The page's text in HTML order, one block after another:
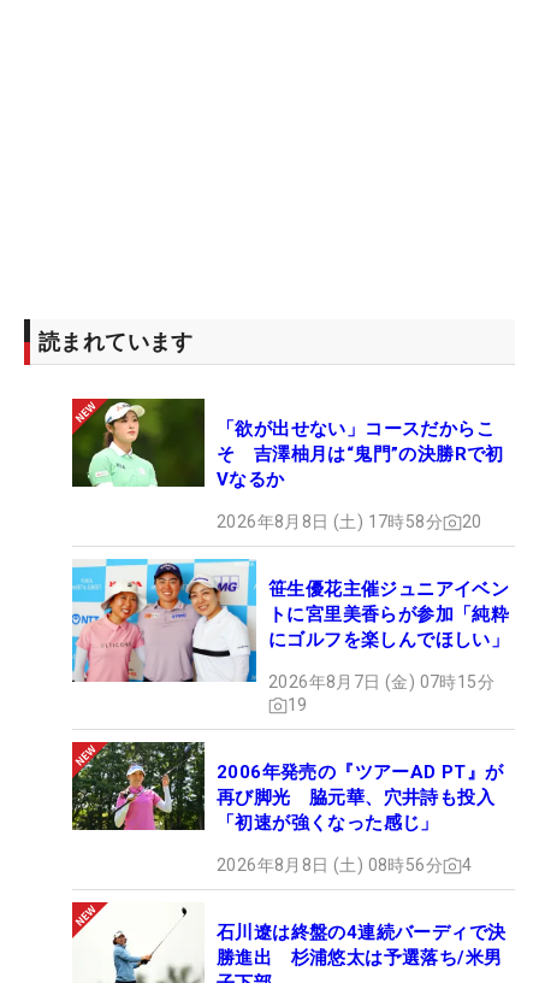
読まれています
「欲が出せない」コースだからこ
そ 吉澤柚月は“鬼門”の決勝Rで初
Vなるか
2026年8月8日 (土) 17時58分 20
笹生優花主催ジュニアイベン
トに宮里美香らが参加「純粋
にゴルフを楽しんでほしい」
2026年8月7日 (金) 07時15分
19
2006年発売の『ツアーAD PT』が
再び脚光 脇元華、穴井詩も投入
「初速が強くなった感じ」
2026年8月8日 (土) 08時56分 4
石川遼は終盤の4連続バーディで決
勝進出 杉浦悠太は予選落ち/米男